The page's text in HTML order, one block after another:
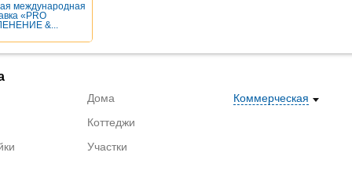
международная
«PRO
&...
Дома
Коттеджи
Участки
Коммерческая